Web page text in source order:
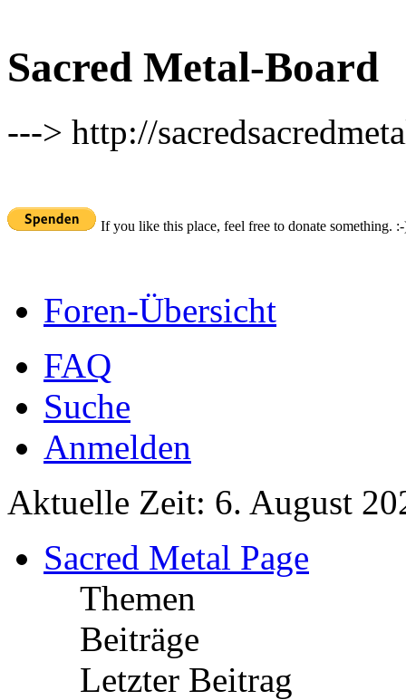
Sacred Metal-Board
---> http://
If you like this place, feel free to donate something.
Foren-Übersicht
FAQ
Suche
Anmelden
Aktuelle Zeit: 6. August
Sacred Metal Page
Themen
Beiträge
Letzter Beitrag